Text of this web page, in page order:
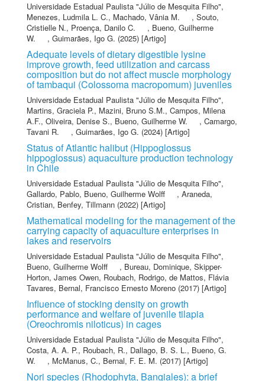
Universidade Estadual Paulista "Júlio de Mesquita Filho",
Menezes, Ludmila L. C., Machado, Vânia M. , Souto,
Cristielle N., Proença, Danilo C. , Bueno, Guilherme
W.
, Guimarães, Igo G. (2025) [Artigo]
Adequate levels of dietary digestible lysine
improve growth, feed utilization and carcass
composition but do not affect muscle morphology
of tambaqui (Colossoma macropomum) juveniles
Universidade Estadual Paulista "Júlio de Mesquita Filho",
Martins, Graciela P., Mazini, Bruno S.M., Campos, Milena
A.F., Oliveira, Denise S., Bueno, Guilherme W. , Camargo,
Tavani R.
, Guimarães, Igo G. (2024) [Artigo]
Status of Atlantic halibut (Hippoglossus
hippoglossus) aquaculture production technology
in Chile
Universidade Estadual Paulista "Júlio de Mesquita Filho",
Gallardo, Pablo, Bueno, Guilherme Wolff , Araneda,
Cristian, Benfey, Tillmann (2022) [Artigo]
Mathematical modeling for the management of the
carrying capacity of aquaculture enterprises in
lakes and reservoirs
Universidade Estadual Paulista "Júlio de Mesquita Filho",
Bueno, Guilherme Wolff
, Bureau, Dominique, Skipper-
Horton, James Owen, Roubach, Rodrigo, de Mattos, Flávia
Tavares, Bernal, Francisco Ernesto Moreno (2017) [Artigo]
Influence of stocking density on growth
performance and welfare of juvenile tilapia
(Oreochromis niloticus) in cages
Universidade Estadual Paulista "Júlio de Mesquita Filho",
Costa, A. A. P., Roubach, R., Dallago, B. S. L., Bueno, G.
W.
, McManus, C., Bernal, F. E. M. (2017) [Artigo]
Nori species (Rhodophyta, Bangiales): a brief